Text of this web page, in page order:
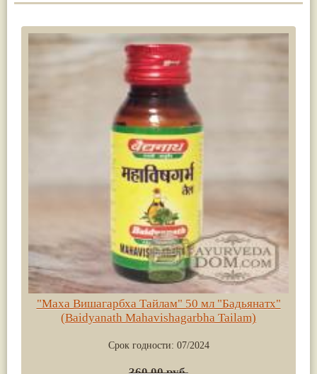
"Маха Вишагарбха Тайлам" 50 мл "Бадьянатх"
(Baidyanath Mahavishagarbha Tailam)
Срок годности: 07/2024